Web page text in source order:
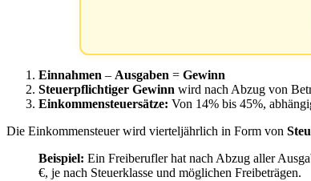
Einnahmen – Ausgaben = Gewinn
Steuerpflichtiger Gewinn wird nach Abzug von
Einkommensteuersätze: Von 14% bis 45%,
Die Einkommensteuer wird vierteljährlich in Form von
Beispiel: Ein Freiberufler hat nach Abzug aller
€, je nach Steuerklasse und möglichen Freibeträgen.